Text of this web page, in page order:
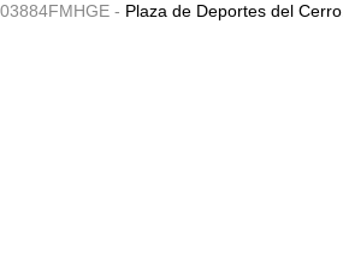
03884FMHGE - Plaza de Deportes del Cerro.